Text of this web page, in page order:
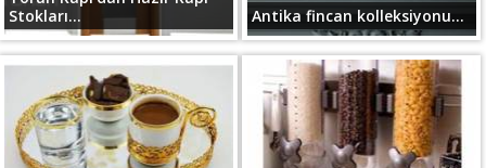
Stokları...
Antika fincan kolleksiyonu...